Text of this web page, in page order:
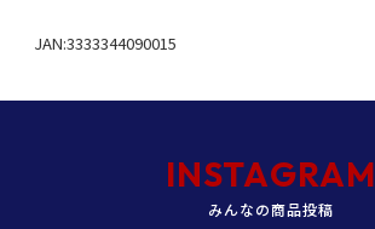
JAN:3333344090015
INSTAGRAM
みんなの商品投稿